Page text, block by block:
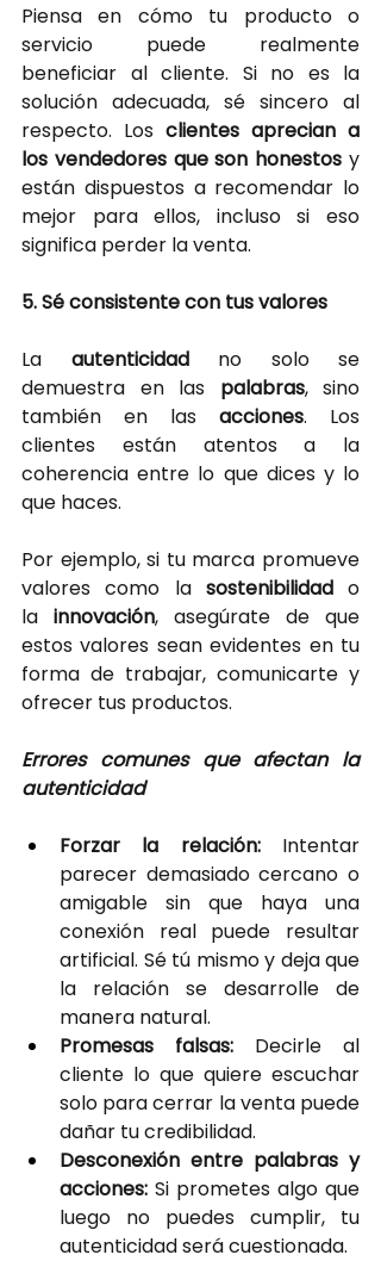
Piensa en cómo tu producto o
servicio puede realmente
beneficiar al cliente. Si no es la
solución adecuada, sé sincero al
respecto. Los clientes aprecian a
los vendedores que son honestos y
están dispuestos a recomendar lo
mejor para ellos, incluso si eso
significa perder la venta.
5. Sé consistente con tus valores
La autenticidad no solo se
demuestra en las
palabras, sino
también en las
acciones. Los
clientes están atentos a la
coherencia entre lo que dices y lo
que haces.
Por ejemplo, si tu marca promueve
valores como la sostenibilidad o
la innovación, asegúrate de que
estos valores sean evidentes en tu
forma de trabajar, comunicarte y
ofrecer tus productos.
Errores comunes que afectan la
autenticidad
Forzar la relación: Intentar
parecer demasiado cercano o
amigable sin que haya una
conexión real puede resultar
artificial. Sé tú mismo y deja que
la relación se desarrolle de
manera natural.
Promesas falsas: Decirle al
cliente lo que quiere escuchar
solo para cerrar la venta puede
dañar tu credibilidad.
Desconexión entre palabras y
acciones: Si prometes algo que
luego no puedes cumplir, tu
autenticidad será cuestionada.